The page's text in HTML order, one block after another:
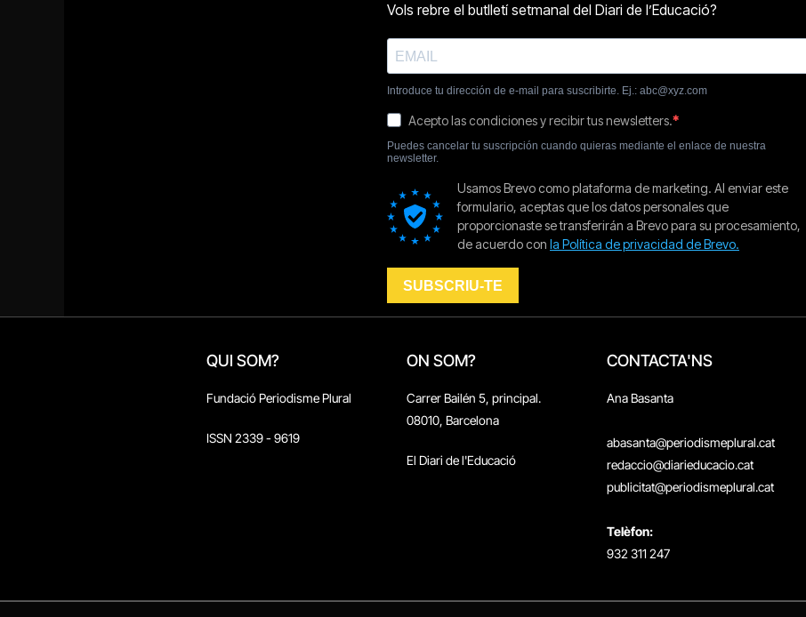
QUI SOM?
Fundació Periodisme Plural
ISSN 2339 - 9619
ON SOM?
Carrer Bailén 5, principal.
08010, Barcelona
El Diari de l'Educació
CONTACTA'NS
Ana Basanta
abasanta@periodismeplural.cat
redaccio@diarieducacio.cat
publicitat@periodismeplural.cat
Telèfon:
932 311 247